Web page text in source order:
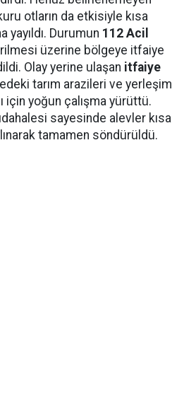
otların da etkisiyle kısa
yayıldı. Durumun 112 Acil
üzerine bölgeye itfaiye
Olay yerine ulaşan itfaiye
tarım arazileri ve yerleşim
için yoğun çalışma yürüttü.
sayesinde alevler kısa
tamamen söndürüldü.